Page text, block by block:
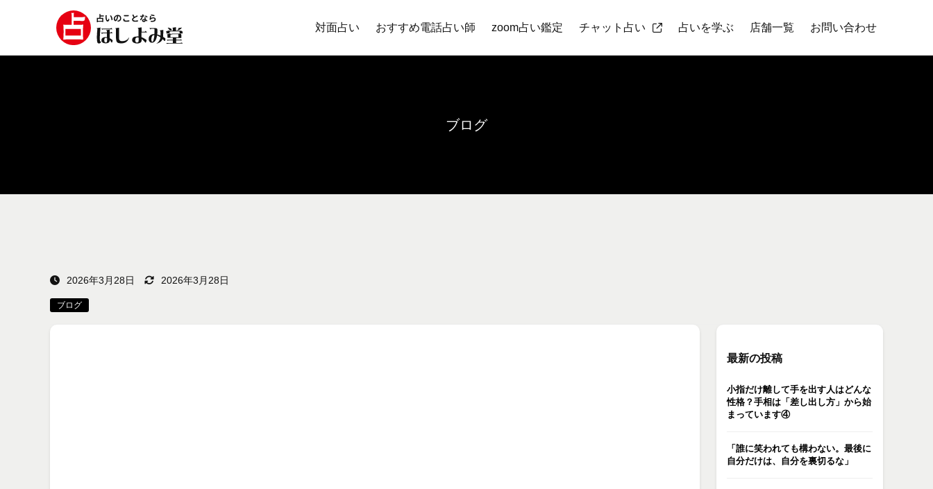
対面占い おすすめ電話占い師 zoom占い鑑定 チャット占い 占いを学ぶ 店舗一覧 お問い合わせ
ブログ
2026年3月28日 2026年3月28日
ブログ
最新の投稿
小指だけ離して手を出す人はどんな
性格？手相は「差し出し方」から始
まっています④
「誰に笑われても構わない。最後に
自分だけは、自分を裏切るな」